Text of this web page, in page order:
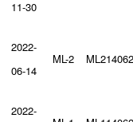
11-30
2022-
06-14
ML-2
2022-